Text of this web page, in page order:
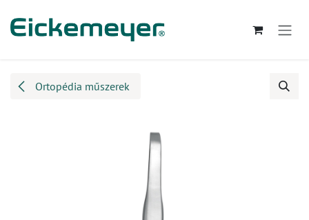
Ortopédia műszerek